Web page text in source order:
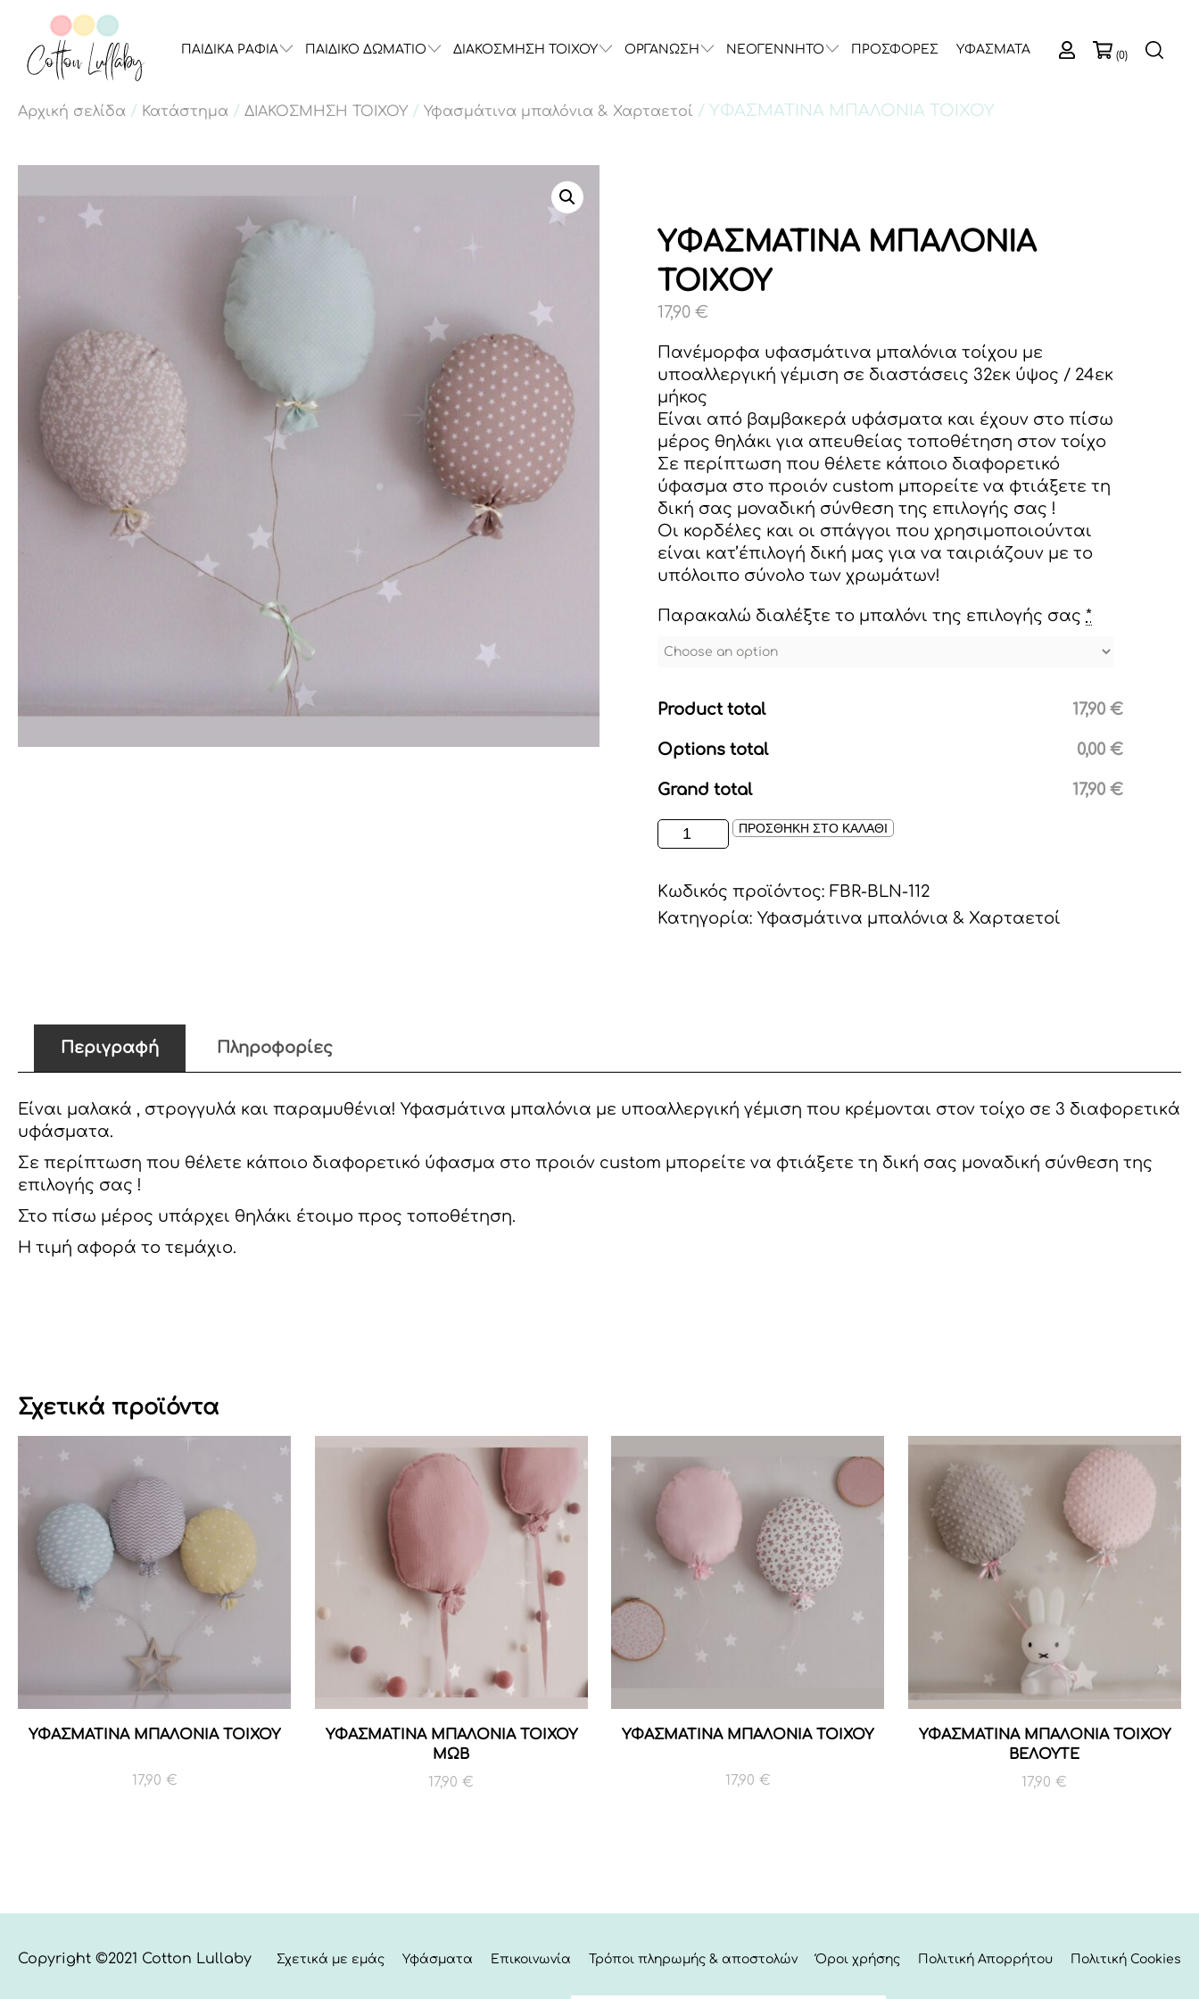
ΠΑΙΔΙΚΑ ΡΑΦΙΑ ΠΑΙΔΙΚΟ ΔΩΜΑΤΙΟ ΔΙΑΚΟΣΜΗΣΗ ΤΟΙΧΟΥ ΟΡΓΑΝΩΣΗ ΝΕΟΓΕΝΝΗΤΟ ΠΡΟΣΦΟΡΕΣ ΥΦΑΣΜΑΤΑ (0)
Αρχική σελίδα / Κατάστημα / ΔΙΑΚΟΣΜΗΣΗ ΤΟΙΧΟΥ / Υφασμάτινα μπαλόνια & Χαρταετοί / ΥΦΑΣΜΑΤΙΝΑ ΜΠΑΛΟΝΙΑ ΤΟΙΧΟΥ
ΥΦΑΣΜΑΤΙΝΑ ΜΠΑΛΟΝΙΑ
ΤΟΙΧΟΥ
17,90€
Πανέμορφα υφασμάτινα μπαλόνια τοίχου με
υποαλλεργική γέμιση σε διαστάσεις 32εκ ύψος / 24εκ
μήκος
Είναι από βαμβακερά υφάσματα και έχουν στο πίσω
μέρος θηλάκι για απευθείας τοποθέτηση στον τοίχο
Σε περίπτωση που θέλετε κάποιο διαφορετικό
ύφασμα στο προιόν custom μπορείτε να φτιάξετε τη
δική σας μοναδική σύνθεση της επιλογής σας !
Οι κορδέλες και οι σπάγγοι που χρησιμοποιούνται
είναι κατ’έπιλογή δική μας για να ταιριάζουν με το
υπόλοιπο σύνολο των χρωμάτων!
Παρακαλώ διαλέξτε το μπαλόνι της επιλογής σας *
Product total 17,90 €
Options total 0,00 €
Grand total 17,90 €
ΥΦΑΣΜΑΤΙΝΑ
ΜΠΑΛΟΝΙΑ
ποσότητα
ΠΡΟΣΘΗΚΗ ΣΤΟ ΚΑΛΑΘΙ
Κωδικός προϊόντος:FBR-BLN-112
Κατηγορία:Υφασμάτινα μπαλόνια & Χαρταετοί
Περιγραφή Πληροφορίες
Είναι μαλακά , στρογγυλά και παραμυθένια! Υφασμάτινα μπαλόνια με υποαλλεργική γέμιση που κρέμονται στον τοίχο σε 3 διαφορετικά
υφάσματα.
Σε περίπτωση που θέλετε κάποιο διαφορετικό ύφασμα στο προιόν custom μπορείτε να φτιάξετε τη δική σας μοναδική σύνθεση της
επιλογής σας !
Στο πίσω μέρος υπάρχει θηλάκι έτοιμο προς τοποθέτηση.
H τιμή αφορά το τεμάχιο.
Σχετικά προϊόντα
ΥΦΑΣΜΑΤΙΝΑ ΜΠΑΛΟΝΙΑ ΤΟΙΧΟΥ
17,90 €
ΥΦΑΣΜΑΤΙΝΑ ΜΠΑΛΟΝΙΑ ΤΟΙΧΟΥ
ΜΩΒ
17,90€
ΥΦΑΣΜΑΤΙΝΑ ΜΠΑΛΟΝΙΑ ΤΟΙΧΟΥ
17,90 €
ΥΦΑΣΜΑΤΙΝΑ ΜΠΑΛΟΝΙΑ ΤΟΙΧΟΥ
ΒΕΛΟΥΤΕ
17,90€
Copyright ©2021 Cotton Lullaby Σχετικά με εμάς Υφάσματα Επικοινωνία Τρόποι πληρωμής & αποστολών Όροι χρήσης Πολιτική Απορρήτου Πολιτική Cookies